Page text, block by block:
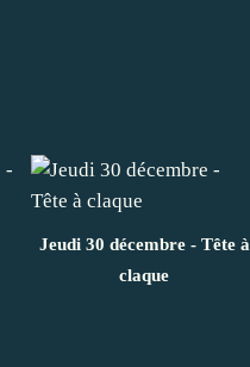
Jeudi 30 décembre - Tête à
claque